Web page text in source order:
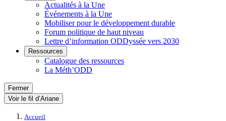
Actualités à la Une
Événements à la Une
Mobiliser pour le développement durable
Forum politique de haut niveau
Lettre d’information ODDyssée vers 2030
Ressources
Catalogue des ressources
La Méth’ODD
Fermer
Voir le fil d’Ariane
Accueil